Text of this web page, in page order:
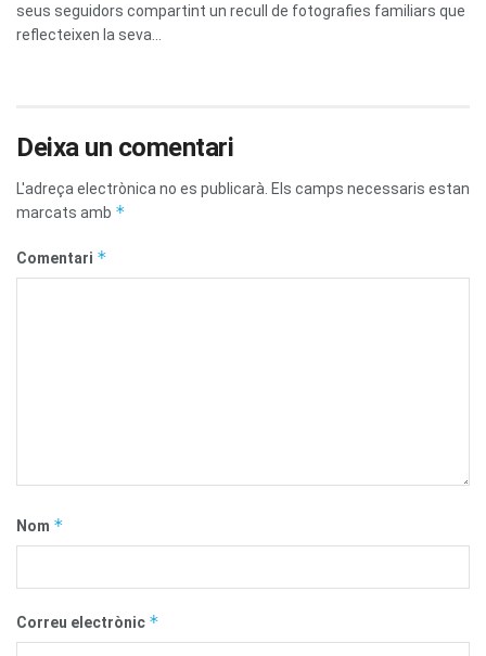
seus seguidors compartint un recull de fotografies familiars que
reflecteixen la seva...
Deixa un comentari
L'adreça electrònica no es publicarà. Els camps necessaris estan
marcats amb *
Comentari *
Nom *
Correu electrònic *